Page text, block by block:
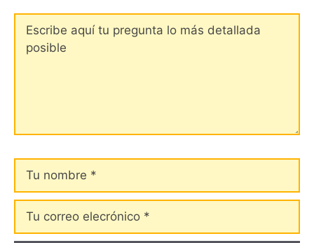
nombre
Tu
correo
elecrónico